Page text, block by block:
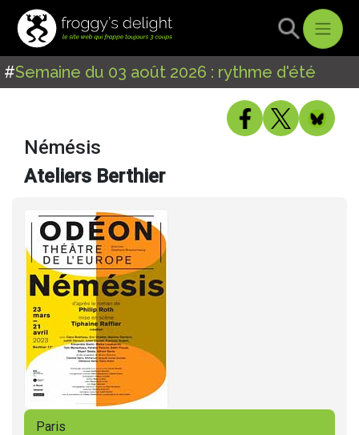
#Semaine du 03 août 2026 : rythme d'été
Némésis
Ateliers Berthier
Paris